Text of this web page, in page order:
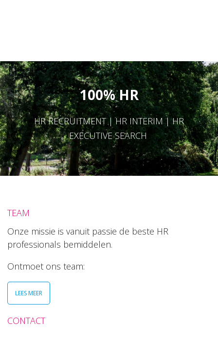
100% HR
HR RECRUITMENT | HR INTERIM | HR
EXECUTIVE SEARCH
TEAM
Onze missie is vanuit passie de beste HR
professionals bemiddelen.
Ontmoet ons team:
LEES MEER
CONTACT